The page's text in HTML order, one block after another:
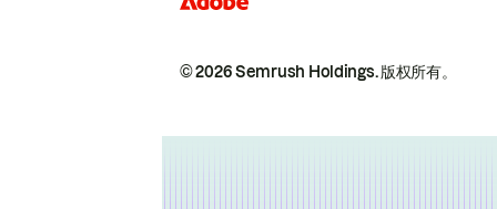
© 2026 Semrush Holdings.版权所有。